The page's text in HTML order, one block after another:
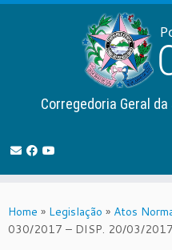
to
content
Corregedoria Geral
Home » Legislação » Atos
030/2017 – DISP. 20/03/